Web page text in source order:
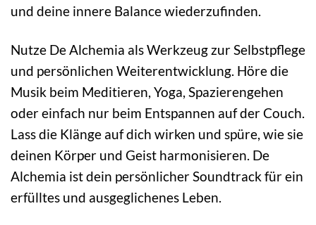
und deine innere Balance wiederzufinden.
Nutze De Alchemia als Werkzeug zur Selbstpflege
und persönlichen Weiterentwicklung. Höre die
Musik beim Meditieren, Yoga, Spazierengehen
oder einfach nur beim Entspannen auf der Couch.
Lass die Klänge auf dich wirken und spüre, wie sie
deinen Körper und Geist harmonisieren. De
Alchemia ist dein persönlicher Soundtrack für ein
erfülltes und ausgeglichenes Leben.